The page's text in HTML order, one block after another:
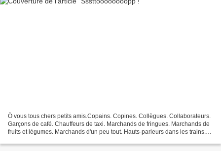
Ò vous tous chers petits amis.Copains. Copines. Collègues. Collaborateurs.
Garçons de café. Chauffeurs de taxi. Marchands de fringues. Marchands de
fruits et légumes. Marchands d'un peu tout. Hauts-parleurs dans les trains.